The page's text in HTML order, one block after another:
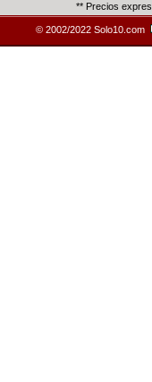
** Precios
© 2002/2022 Solo10.com